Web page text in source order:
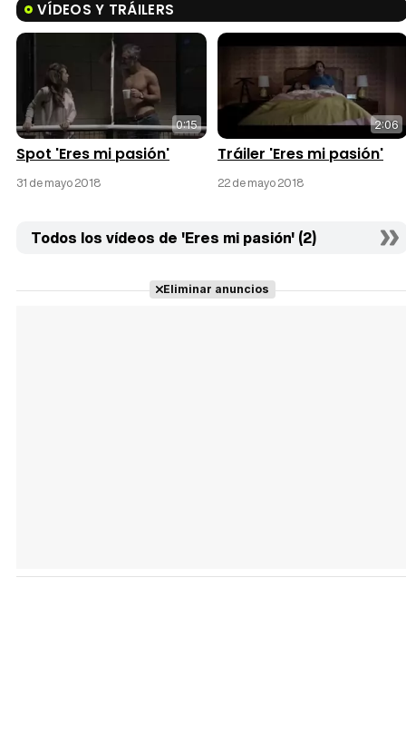
VÍDEOS Y TRÁILERS
0:15
Spot 'Eres mi pasión'
31 de mayo 2018
2:06
Tráiler 'Eres mi pasión'
22 de mayo 2018
Todos los vídeos de 'Eres mi pasión' (2)
Eliminar anuncios